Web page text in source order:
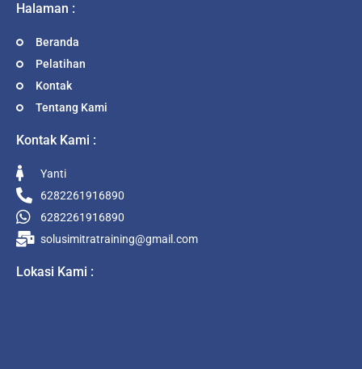
Halaman :
Beranda
Pelatihan
Kontak
Tentang Kami
Kontak Kami :
Yanti
6282261916890
6282261916890
solusimitratraining@gmail.com
Lokasi Kami :